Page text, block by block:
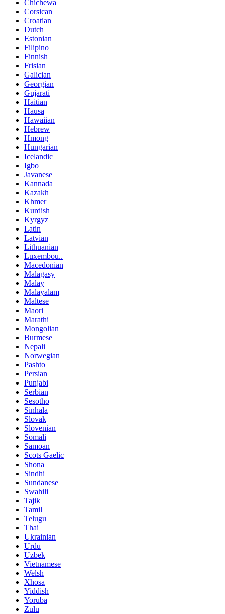
Chichewa
Corsican
Croatian
Dutch
Estonian
Filipino
Finnish
Frisian
Galician
Georgian
Gujarati
Haitian
Hausa
Hawaiian
Hebrew
Hmong
Hungarian
Icelandic
Igbo
Javanese
Kannada
Kazakh
Khmer
Kurdish
Kyrgyz
Latin
Latvian
Lithuanian
Luxembou..
Macedonian
Malagasy
Malay
Malayalam
Maltese
Maori
Marathi
Mongolian
Burmese
Nepali
Norwegian
Pashto
Persian
Punjabi
Serbian
Sesotho
Sinhala
Slovak
Slovenian
Somali
Samoan
Scots Gaelic
Shona
Sindhi
Sundanese
Swahili
Tajik
Tamil
Telugu
Thai
Ukrainian
Urdu
Uzbek
Vietnamese
Welsh
Xhosa
Yiddish
Yoruba
Zulu